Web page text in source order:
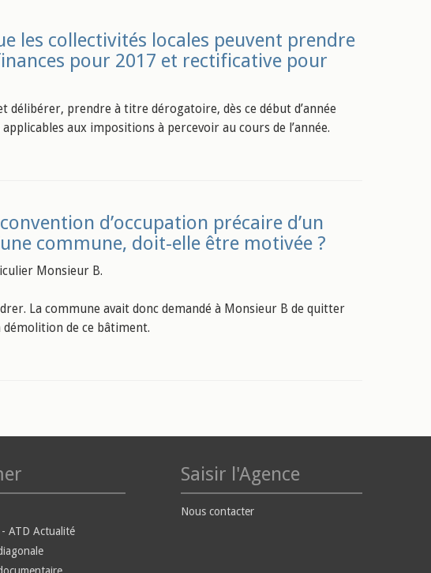
les collectivités locales peuvent prendre
pour 2017 et rectificative pour
prendre à titre dérogatoire, dès ce début d’année
aux impositions à percevoir au cours de l’année.
d’occupation précaire d’un
commune, doit-elle être motivée ?
Monsieur B.
La commune avait donc demandé à Monsieur B de quitter
démolition de ce bâtiment.
ATD Actualité
Saisir l'Agence
Nous contacter